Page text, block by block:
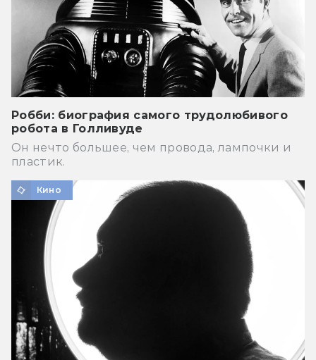
Робби: биография самого трудолюбивого
робота в Голливуде
Он нечто большее, чем провода, лампочки и
пластик.
Кино